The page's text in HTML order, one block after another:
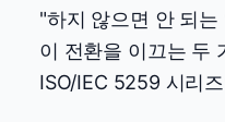
"하지 않으면 안 되
이 전환을 이끄는 두
ISO/IEC 5259 시리